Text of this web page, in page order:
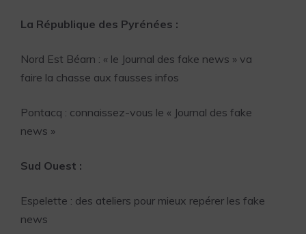
La République des Pyrénées :
Nord Est Béarn : « le Journal des fake news » va
faire la chasse aux fausses infos
Pontacq : connaissez-vous le « Journal des fake
news »
Sud Ouest :
Espelette : des ateliers pour mieux repérer les fake
news